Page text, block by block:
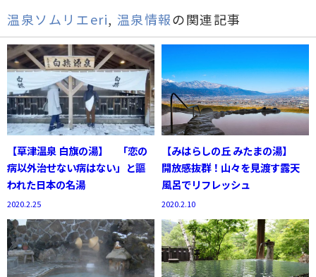
温泉ソムリエeri, 温泉情報の関連記事
【草津温泉 白旗の湯】 「恋の
病以外治せない病はない」と謳
われた日本の名湯
2020.2.25
【みはらしの丘 みたまの湯】
開放感抜群！山々を見渡す露天
風呂でリフレッシュ
2020.2.10